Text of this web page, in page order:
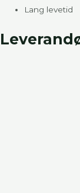
Lang levetid